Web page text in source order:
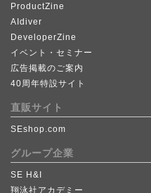
ProductZine
AIdiver
DeveloperZine
イベント・セミナー
広告掲載のご案内
40周年特設サイト
直販サイト
SEshop.com
グループ企業
SE H&I
翔泳社アカデミー